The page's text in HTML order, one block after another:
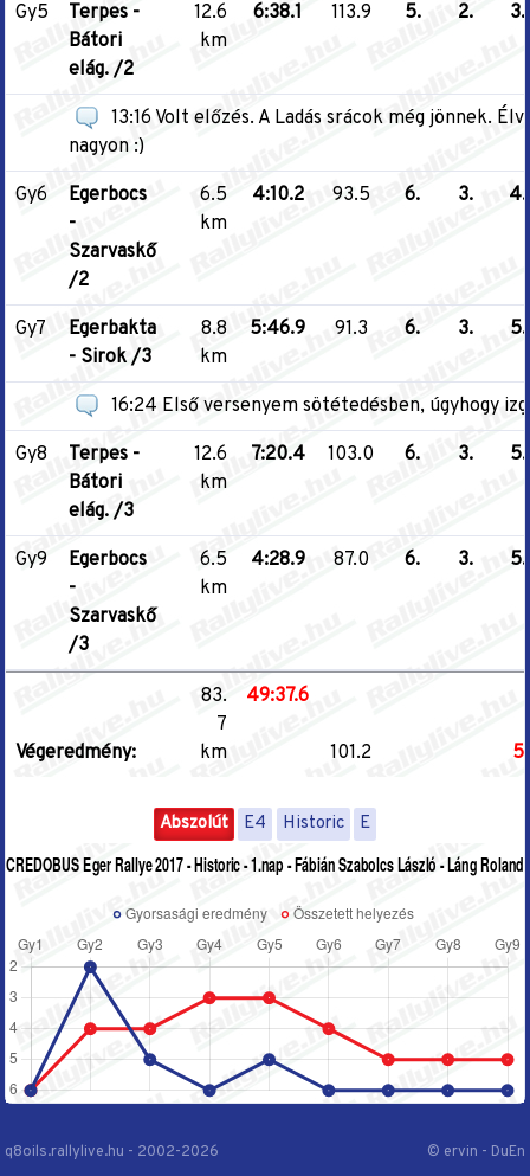
Gy5
Terpes -
Bátori
elág. /2
12.6
km
6:38.1 113.9 5. 2. 3.
13:16 Volt előzés. A Ladás srácok még jönnek.
nagyon :)
Gy6
Egerbocs
-
Szarvaskő
/2
6.5
km
4:10.2 93.5 6. 3. 4.
Gy7
Egerbakta
- Sirok /3
8.8
km
5:46.9 91.3 6. 3. 5.
16:24 Első versenyem sötétedésben, úgyhogy
Gy8
Terpes -
Bátori
elág. /3
12.6
km
7:20.4 103.0 6. 3. 5.
Gy9
Egerbocs
-
Szarvaskő
/3
6.5
km
4:28.9 87.0 6. 3. 5.
Végeredmény:
83.
7
km
49:37.6
101.2 5
Abszolút E4 Historic E
q8oils.rallylive.hu - 2002-2026 © ervin - DuEn